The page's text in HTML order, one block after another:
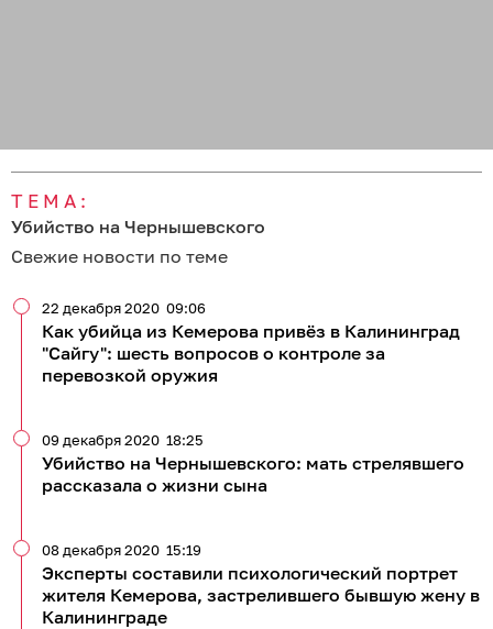
ТЕМА:
Убийство на Чернышевского
Свежие новости по теме
Как убийца из Кемерова привёз в Калининград
"Сайгу": шесть вопросов о контроле за
перевозкой оружия
22 декабря 2020 09:06
Убийство на Чернышевского: мать стрелявшего
рассказала о жизни сына
09 декабря 2020 18:25
Эксперты составили психологический портрет
жителя Кемерова, застрелившего бывшую жену в
Калининграде
08 декабря 2020 15:19